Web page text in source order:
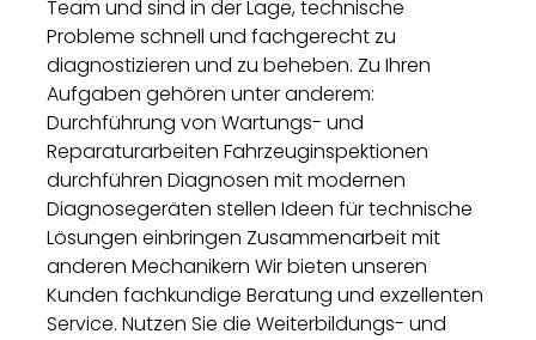
Team und sind in der Lage, technische
Probleme schnell und fachgerecht zu
diagnostizieren und zu beheben. Zu Ihren
Aufgaben gehören unter anderem:
Durchführung von Wartungs- und
Reparaturarbeiten Fahrzeuginspektionen
durchführen Diagnosen mit modernen
Diagnosegeräten stellen Ideen für technische
Lösungen einbringen Zusammenarbeit mit
anderen Mechanikern Wir bieten unseren
Kunden fachkundige Beratung und exzellenten
Service. Nutzen Sie die Weiterbildungs- und